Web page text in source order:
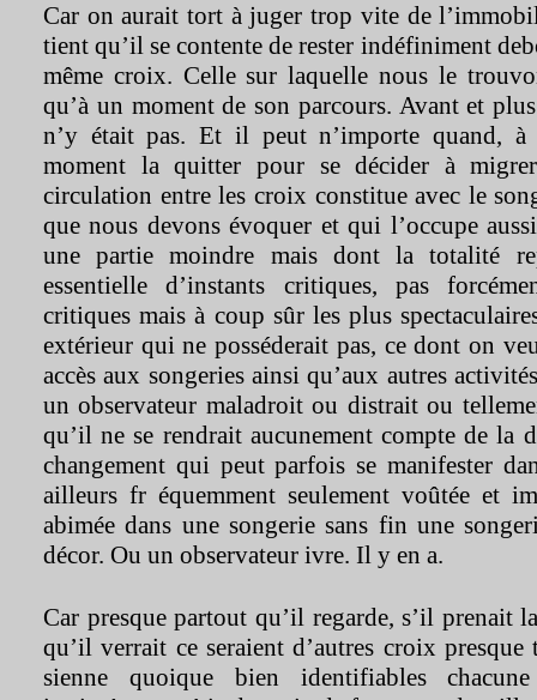
Car on aurait tort à juger trop vite de
tient qu’il se contente de rester indéfiniment
même croix. Celle sur laquelle nous le
qu’à un moment de son parcours. Avant et
n’y était pas. Et il peut n’importe quand, à
moment la quitter pour se décider à
circulation entre les croix constitue avec le
que nous devons évoquer et qui l’occupe
une partie moindre mais dont la totalité
essentielle d’instants critiques, pas
critiques mais à coup sûr les plus
extérieur qui ne posséderait pas, ce dont on
accès aux songeries ainsi qu’aux autres
un observateur maladroit ou distrait ou
qu’il ne se rendrait aucunement compte de la
changement qui peut parfois se manifester
ailleurs fr équemment seulement voûtée et
abimée dans une songerie sans fin une
décor. Ou un observateur ivre. Il y en a.
Car presque partout qu’il regarde, s’il prenait
qu’il verrait ce seraient d’autres croix presque
sienne quoique bien identifiables